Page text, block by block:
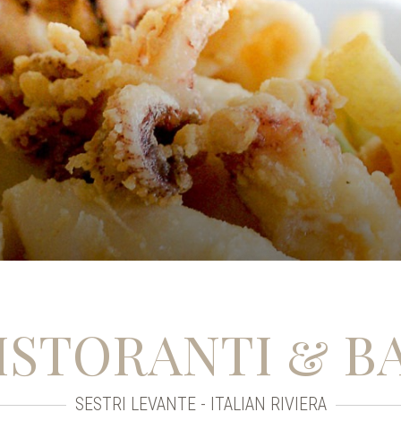
&
SESTRI LEVANTE - ITALIAN RIVIERA